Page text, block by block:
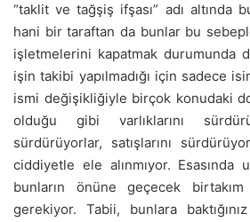
“taklit ve tağşiş ifşası” adı altında
hani bir taraftan da bunlar bu
işletmelerini kapatmak durumunda
işin takibi yapılmadığı için sadece
ismi değişikliğiyle birçok konudaki
olduğu gibi varlıklarını
sürdürüyorlar, satışlarını
ciddiyetle ele alınmıyor. Esasında
bunların önüne geçecek birtakım
gerekiyor. Tabii, bunlara